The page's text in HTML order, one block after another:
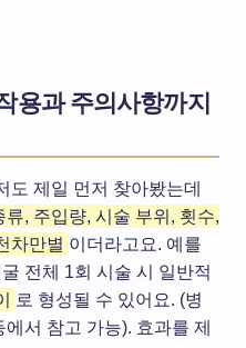
용과 주의사항까지
도 제일 먼저 찾아봤는데
류, 주입량, 시술 부위, 횟수,
차만별 이더라고요. 예를
전체 1회 시술 시 일반적
로 형성될 수 있어요. (병
서 참고 가능). 효과를 제